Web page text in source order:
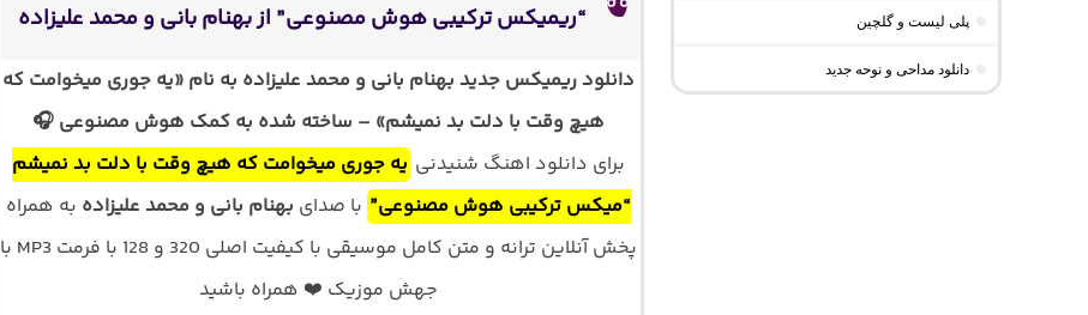
“ریمیکس ترکیبی هوش مصنوعی” از بهنام بانی و محمد علیزاده
دانلود ریمیکس جدید بهنام بانی و محمد علیزاده به نام «یه جوری میخوامت که
هیچ وقت با دلت بد نمیشم» – ساخته شده به کمک هوش مصنوعی 🎧
برای دانلود اهنگ شنیدنی یه جوری میخوامت که هیچ وقت با دلت بد نمیشم
“میکس ترکیبی هوش مصنوعی” با صدای بهنام بانی و محمد علیزاده به همراه
پخش آنلاین ترانه و متن کامل موسیقی با کیفیت اصلی 320 و 128 با فرمت MP3 با
جهش موزیک ❤️ همراه باشید
پلی لیست و گلچین
دانلود مداحی و نوحه جدید